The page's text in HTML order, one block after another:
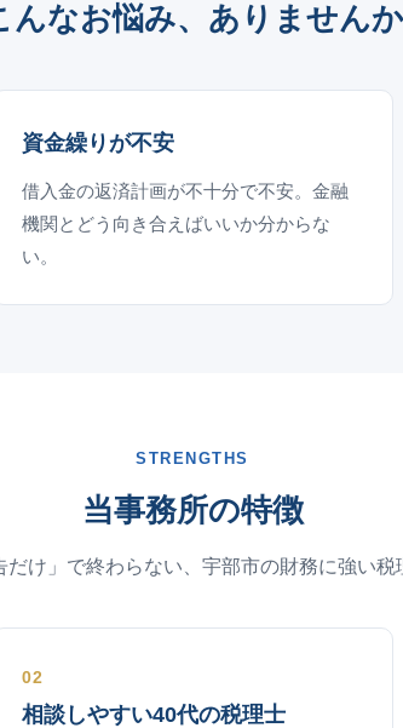
んなお悩み、ありませんか
資金繰りが不安
借入金の返済計画が不十分で不安。金融
機関とどう向き合えばいいか分からな
い。
STRENGTHS
当事務所の特徴
だけ」で終わらない、宇部市の財務に強い税
02
相談しやすい40代の税理士